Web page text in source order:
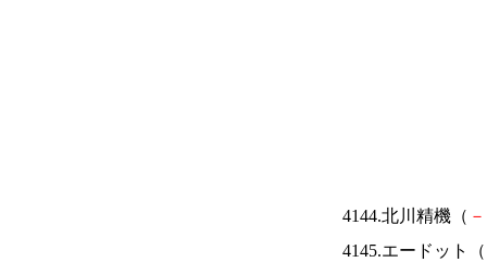
4144.北川精機（ －
4145.エードット（